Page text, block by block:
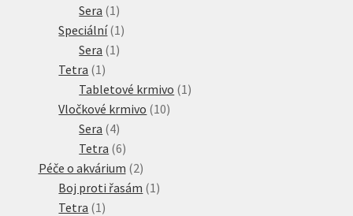
Sera 1 1
produkt
Speciální 1 1
Sera 1 1
Tetra 1 1
produkt
Tabletové krmivo 1 1
Vločkové krmivo 1010
Sera 44
produkty
Tetra 66
produktů
Péče o akvárium 22
produkty
Boj proti řasám 1 1
Tetra 1 1